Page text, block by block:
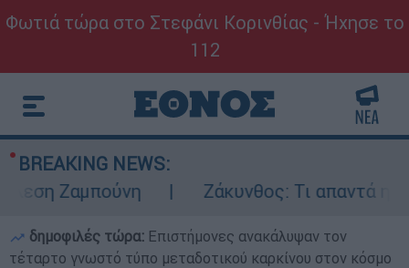
Φωτιά τώρα στο Στεφάνι Κορινθίας - Ήχησε το
112
BREAKING NEWS:
Ζαμπούνη
Ζάκυνθος: Τι απαντά η
δημοφιλές τώρα: Επιστήμονες ανακάλυψαν τον
τέταρτο γνωστό τύπο μεταδοτικού καρκίνου στον κόσμο